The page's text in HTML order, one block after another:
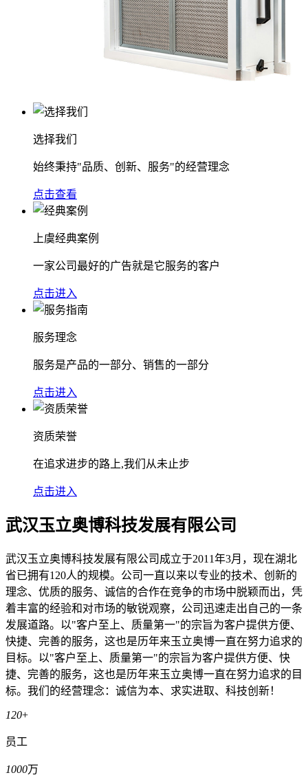
选择我们
始终秉持"品质、创新、服务"的经营理念
点击查看
上虞经典案例
一家公司最好的广告就是它服务的客户
点击进入
服务理念
服务是产品的一部分、销售的一部分
点击进入
资质荣誉
在追求进步的路上,我们从未止步
点击进入
武汉玉立奥博科技发展有限公司
武汉玉立奥博科技发展有限公司成立于2011年3月，现在湖北
省已拥有120人的规模。公司一直以来以专业的技术、创新的
理念、优质的服务、诚信的合作在竞争的市场中脱颖而出，凭
着丰富的经验和对市场的敏锐观察，公司迅速走出自己的一条
发展道路。以"客户至上、质量第一"的宗旨为客户提供方便、
快捷、完善的服务，这也是历年来玉立奥博一直在努力追求的
目标。以"客户至上、质量第一"的宗旨为客户提供方便、快
捷、完善的服务，这也是历年来玉立奥博一直在努力追求的目
标。我们的经营理念：诚信为本、求实进取、科技创新！
120+
员工
1000万